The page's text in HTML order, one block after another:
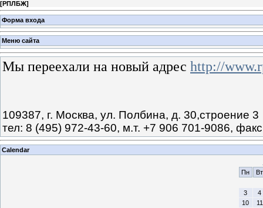
[РПЛБЖ]
Форма входа
Меню сайта
Мы переехали на новый адрес http://
109387, г. Москва, ул. Полбина, д. 30,строение 3
тел: 8 (495) 972-43-60, м.т. +7 906 701-9086,
Calendar
Пн
Вт
3
4
10
11